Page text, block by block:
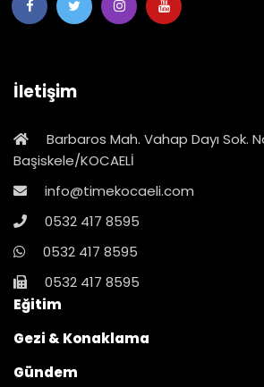
İletişim
Barbaros Mah. Vahap Dayı Sok.
Başiskele/KOCAELİ
info@timekocaeli.com
0532 417 8595
0532 417 8595
0532 417 8595
Eğitim
Gezi & Konaklama
Gündem